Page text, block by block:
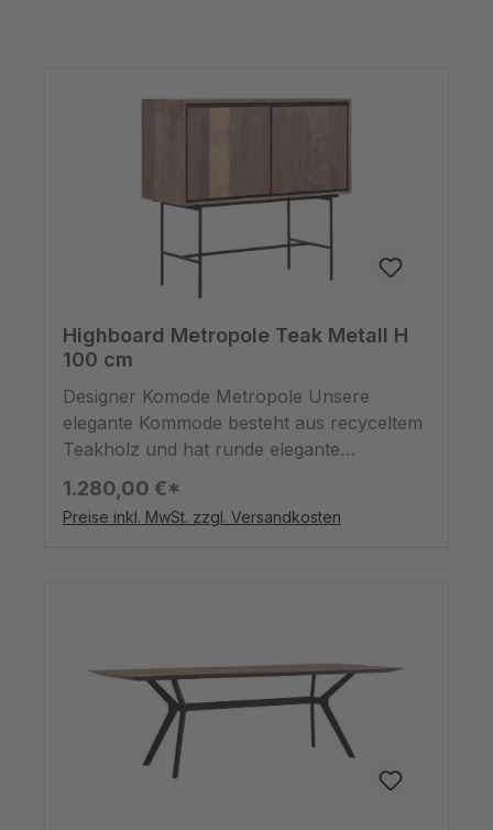
Highboard Metropole Teak Metall H
100 cm
Designer Komode Metropole Unsere
elegante Kommode besteht aus recyceltem
Teakholz und hat runde elegante
Metallbeine. Die Metropole-Kollektion
zeichnet sich durch eine schlankere
Gestaltung der Kanten der Türen und
ausgewählt und sorgfältig verarbeitet.
Risse, Flecken und andere
Unregelmäßigkeiten sind Teil seines
Charmes und sorgen für den einzigartigen
Charakter, den wir suchen.
1.280,00 €*
Preise inkl. MwSt. zzgl. Versandkosten